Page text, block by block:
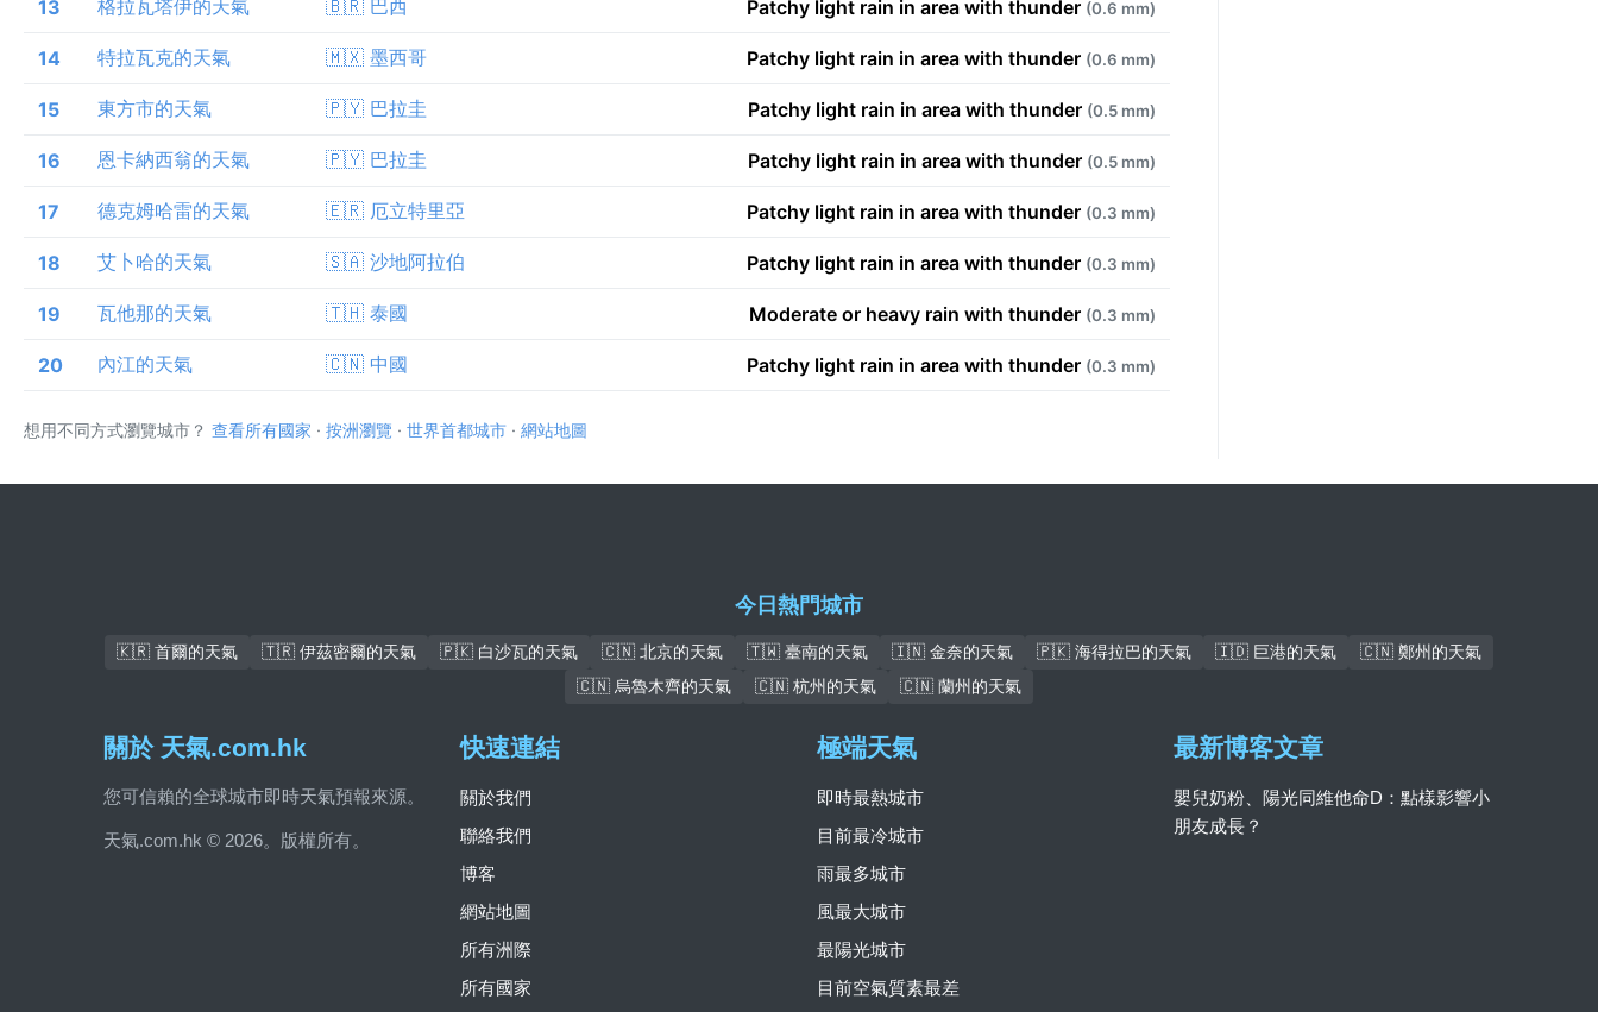
13 格拉瓦塔伊的天氣 🇧🇷 巴西 Patchy light rain in area with thunder (0.6 mm)
14 特拉瓦克的天氣 🇲🇽 墨西哥 Patchy light rain in area with thunder (0.6 mm)
15 東方市的天氣 🇵🇾 巴拉圭 Patchy light rain in area with thunder (0.5 mm)
16 恩卡納西翁的天氣 🇵🇾 巴拉圭 Patchy light rain in area with thunder (0.5 mm)
17 德克姆哈雷的天氣 🇪🇷 厄立特里亞 Patchy light rain in area with thunder (0.3 mm)
18 艾卜哈的天氣 🇸🇦 沙地阿拉伯 Patchy light rain in area with thunder (0.3 mm)
19 瓦他那的天氣 🇹🇭 泰國 Moderate or heavy rain with thunder (0.3 mm)
20 內江的天氣 🇨🇳 中國 Patchy light rain in area with thunder (0.3 mm)
想用不同方式瀏覽城市？ 查看所有國家 · 按洲瀏覽 · 世界首都城市 · 網站地圖
今日熱門城市
🇰🇷 首爾的天氣 🇹🇷 伊茲密爾的天氣 🇵🇰 白沙瓦的天氣 🇨🇳 北京的天氣 🇹🇼 臺南的天氣 🇮🇳 金奈的天氣 🇵🇰 海得拉巴的天氣 🇮🇩 巨港的天氣
🇨🇳 鄭州的天氣
🇨🇳 烏魯木齊的天氣
🇨🇳 杭州的天氣 🇨🇳 蘭州的天氣
關於 天氣.com.hk
您可信賴的全球城市即時天氣預報來源。
天氣.com.hk © 2026。版權所有。
快速連結
關於我們
聯絡我們
博客
網站地圖
所有洲際
所有國家
極端天氣
即時最熱城市
目前最冷城市
雨最多城市
風最大城市
最陽光城市
目前空氣質素最差
最新博客文章
嬰兒奶粉、陽光同維他命D：點樣影響小
朋友成長？